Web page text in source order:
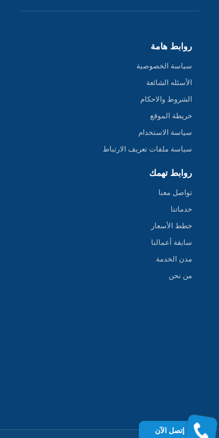
روابط هامة
سياسة الخصوصية
الأسئله الشائعة
الشروط والاحكام
خريطة الموقع
سياسة الاستخدام
سياسة ملفات تعريف الارتباط
روابط تهمك
تواصل معنا
خدماتنا
خطط الأسعار
سابقة أعمالنا
مدن الخدمة
من نحن
إتصل الآن